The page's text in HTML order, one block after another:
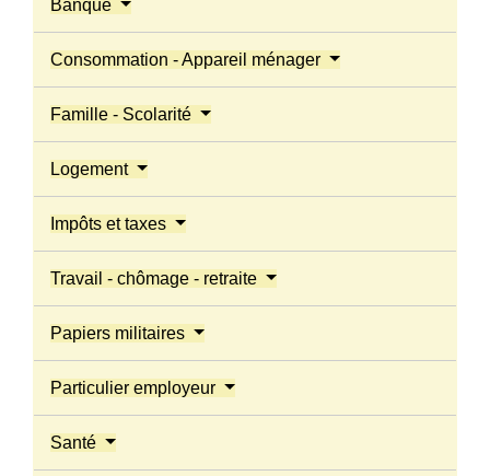
Banque
Consommation - Appareil ménager
Famille - Scolarité
Logement
Impôts et taxes
Travail - chômage - retraite
Papiers militaires
Particulier employeur
Santé